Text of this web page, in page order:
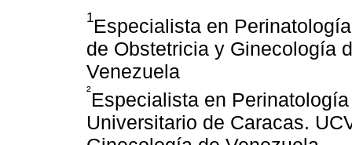
1Especialista en
de Obstetricia y Ginecología
Venezuela
²Especialista en
Universitario de Caracas.